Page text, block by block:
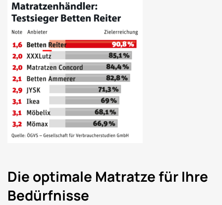
Die optimale Matratze für Ihre
Bedürfnisse